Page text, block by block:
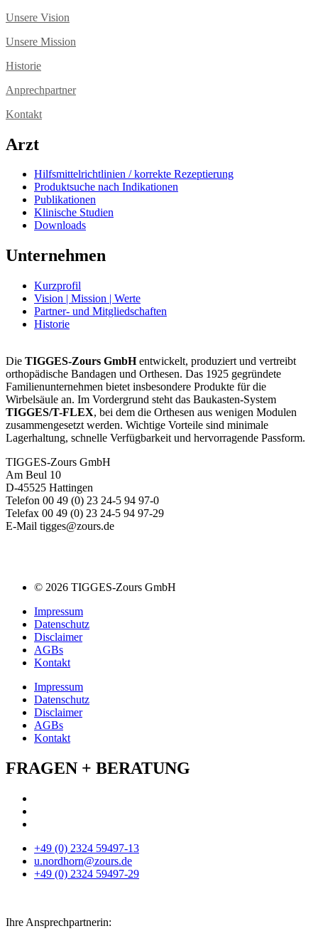
Unsere Vision
Unsere Mission
Historie
Anprechpartner
Kontakt
Arzt
Hilfsmittelrichtlinien / korrekte Rezeptierung
Produktsuche nach Indikationen
Publikationen
Klinische Studien
Downloads
Unternehmen
Kurzprofil
Vision | Mission | Werte
Partner- und Mitgliedschaften
Historie
Die TIGGES-Zours GmbHentwickelt, produziert und vertreibt
orthopädische Bandagen und Orthesen. Das 1925 gegründete
Familienunternehmen bietet insbesondere Produkte für die
Wirbelsäule an. Im Vordergrund steht das Baukasten-System
TIGGES/T-FLEX, bei dem die Orthesen aus wenigen Modulen
zusammengesetzt werden. Wichtige Vorteile sind minimale
Lagerhaltung, schnelle Verfügbarkeit und hervorragende Passform.
TIGGES-Zours GmbH
Am Beul 10
D-45525 Hattingen
Telefon 00 49 (0) 23 24-5 94 97-0
Telefax 00 49 (0) 23 24-5 94 97-29
E-Mail tigges@zours.de
© 2026 TIGGES-Zours GmbH
Impressum
Datenschutz
Disclaimer
AGBs
Kontakt
Impressum
Datenschutz
Disclaimer
AGBs
Kontakt
FRAGEN + BERATUNG
+49 (0) 2324 59497-13
u.nordhorn@zours.de
+49 (0) 2324 59497-29
Ihre Ansprechpartnerin: